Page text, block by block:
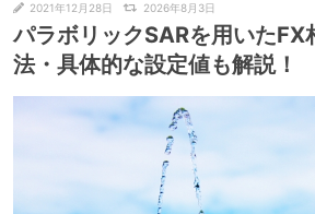
2021年12月28日 2026年8月3日
パラボリックSARを用いたFX
法・具体的な設定値も解説！